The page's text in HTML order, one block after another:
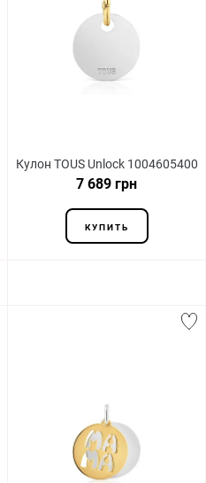
Кулон TOUS Unlock 1004605400
7 689 грн
КУПИТЬ